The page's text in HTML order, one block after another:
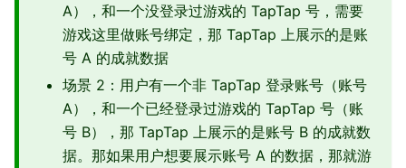
A），和一个没登录过游戏的 TapTap 号，需要
游戏这里做账号绑定，那 TapTap 上展示的是账
号 A 的成就数据
场景 2：用户有一个非 TapTap 登录账号（账号
A），和一个已经登录过游戏的 TapTap 号（账
号 B），那 TapTap 上展示的是账号 B 的成就数
据。那如果用户想要展示账号 A 的数据，那就游